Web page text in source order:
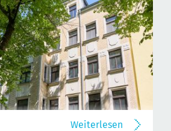
Weiterlesen